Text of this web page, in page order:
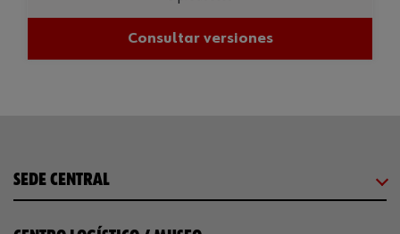
Consultar versiones
SEDE CENTRAL